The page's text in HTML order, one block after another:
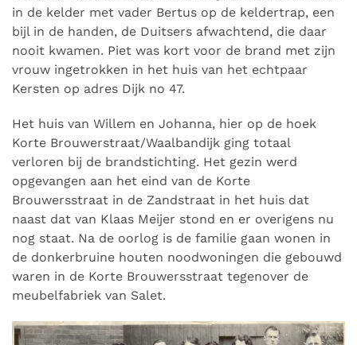
in de kelder met vader Bertus op de keldertrap, een
bijl in de handen, de Duitsers afwachtend, die daar
nooit kwamen. Piet was kort voor de brand met zijn
vrouw ingetrokken in het huis van het echtpaar
Kersten op adres Dijk no 47.
Het huis van Willem en Johanna, hier op de hoek
Korte Brouwerstraat/Waalbandijk ging totaal
verloren bij de brandstichting. Het gezin werd
opgevangen aan het eind van de Korte
Brouwersstraat in de Zandstraat in het huis dat
naast dat van Klaas Meijer stond en er overigens nu
nog staat. Na de oorlog is de familie gaan wonen in
de donkerbruine houten noodwoningen die gebouwd
waren in de Korte Brouwersstraat tegenover de
meubelfabriek van Salet.